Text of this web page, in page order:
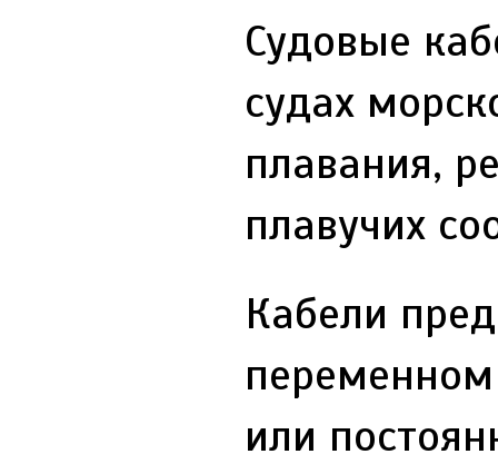
Судовые
судах
плавания,
плавучих
Кабели
или